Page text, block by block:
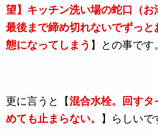
望】キッチン洗い場の蛇口（お
最後まで締め切れないでずっ
態になってしまう 】との事です。
更に言うと【混合水栓。回す
めても止まらない。
】らしいで